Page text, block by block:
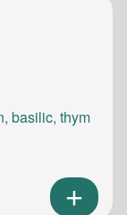
basilic, thym